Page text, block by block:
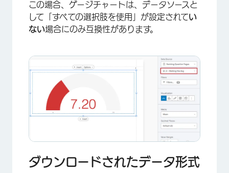
×
この場合、ゲージチャートは、データソースと
して「すべての選択肢を使用」が設定されてい
ない場合にのみ互換性があります。
ダウンロードされたデータ形式